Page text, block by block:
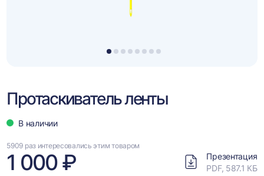
1 2 3 4 5 6 7 8
Протаскиватель лeнты
В наличии
5909 раз интересовались этим товаром
1 000 ₽
Презентация
PDF, 587.1 КБ